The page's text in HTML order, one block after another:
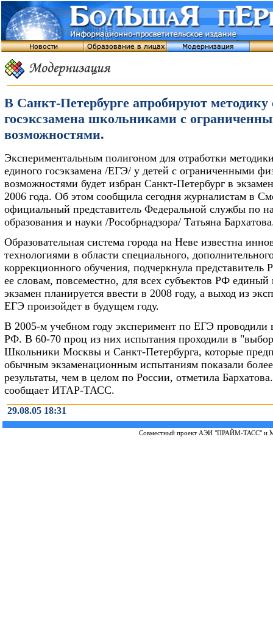
В Санкт-Петербурге апробируют методику
госэксзамена школьниками с
возможностями.
Экспериментальным полигоном для отработки
единого госэкзамена /ЕГЭ/ у детей с ограниченными
возможностями будет избран Санкт-Петербург в
2006 года. Об этом сообщила сегодня журналистам в
официальный представитель Федеральной службы по
образования и науки /Рособрнадзора/ Татьяна
Образовательная система города на Неве известна
технологиями в области специального,
коррекционного обучения, подчеркнула представитель
ее словам, повсеместно, для всех субъектов РФ единый
экзамен планируется ввести в 2008 году, а выход из
ЕГЭ произойдет в будущем году.
В 2005-м учебном году эксперимент по ЕГЭ проводили
РФ. В 60-70 проц из них испытания проходили в
Школьники Москвы и Санкт-Петербурга, которые
обычным экзаменационным испытаниям показали
результаты, чем в целом по России, отметила
сообщает ИТАР-ТАСС.
29.08.05 18:31
Совместный проект АЭИ "ПРАЙМ-ТАСС" и